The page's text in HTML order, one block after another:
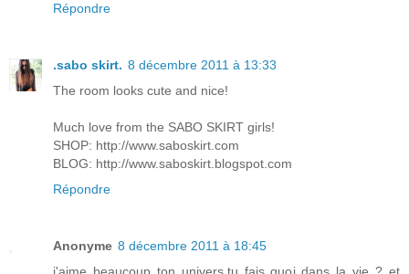
Répondre
.sabo skirt. 8 décembre 2011 à 13:33
The room looks cute and nice!
Much love from the SABO SKIRT girls!
SHOP: http://www.saboskirt.com
BLOG: http://www.saboskirt.blogspot.com
Répondre
Anonyme 8 décembre 2011 à 18:45